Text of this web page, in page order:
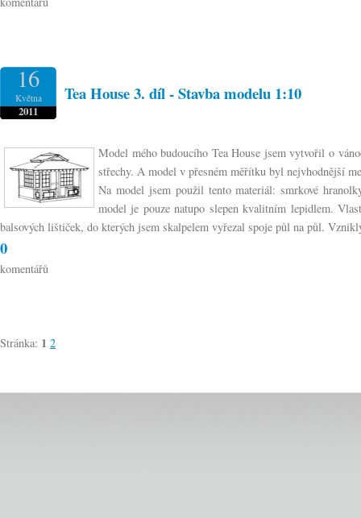
16
Května
2011
Tea House 3. díl - Stavba modelu 1:10
Model mého budoucího Tea House jsem vytvořil o
střechy. A model v přesném měřítku byl nejvhodnější
Na model jsem použil tento materiál: smrkové
model je pouze natupo slepen kvalitním lepidlem.
balsových lištiček, do kterých jsem skalpelem vyřezal spoje půl na půl.
0
komentářů
Stránka: 1 2